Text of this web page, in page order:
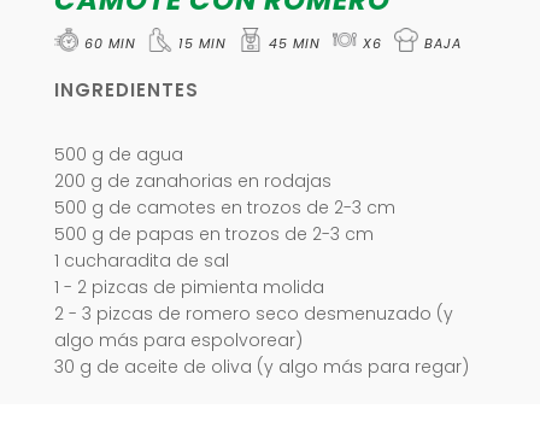
60 MIN 15 MIN 45 MIN X6 BAJA
INGREDIENTES
500 g de agua
200 g de zanahorias en rodajas
500 g de camotes en trozos de 2-3 cm
500 g de papas en trozos de 2-3 cm
1 cucharadita de sal
1 - 2 pizcas de pimienta molida
2 - 3 pizcas de romero seco desmenuzado (y
algo más para espolvorear)
30 g de aceite de oliva (y algo más para regar)